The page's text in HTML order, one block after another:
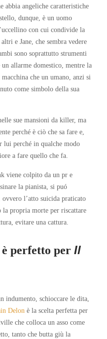
abbia angeliche caratteristiche
dunque, è un uomo
con cui condivide la
e Jane, che sembra vedere
sono soprattutto strumenti
allarme domestico, mentre la
che un umano, anzi si
come simbolo della sua
sue mansioni da killer, ma
perché è ciò che sa fare e,
lui perché in qualche modo
a fare quello che fa.
viene colpito da un pr e
la pianista, si puó
ovvero l’atto suicida praticato
la propria morte per riscattare
evitare una cattura.
perfetto per Il
indumento, schioccare le dita,
Delon è la scelta perfetta per
che colloca un asso come
tanto che butta giù la